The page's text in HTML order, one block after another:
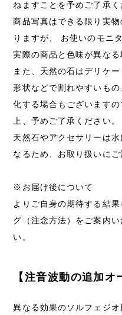
ねますことを予めご了承く
商品写真はできる限り実
りますが、 お使いのモニ
実際の商品と色味が異なる
また、天然の石はデリケ
形状などで割れやすいも
化する場合もございます
上、予めご了承ください。
天然石やアクセサリーは
なるため、お取り扱いにご
※お届け後について
よりご自身の期待する結
グ（注念方法）をご案内
い。
【注音波動の追加オ
異なる効果のソルフェジ